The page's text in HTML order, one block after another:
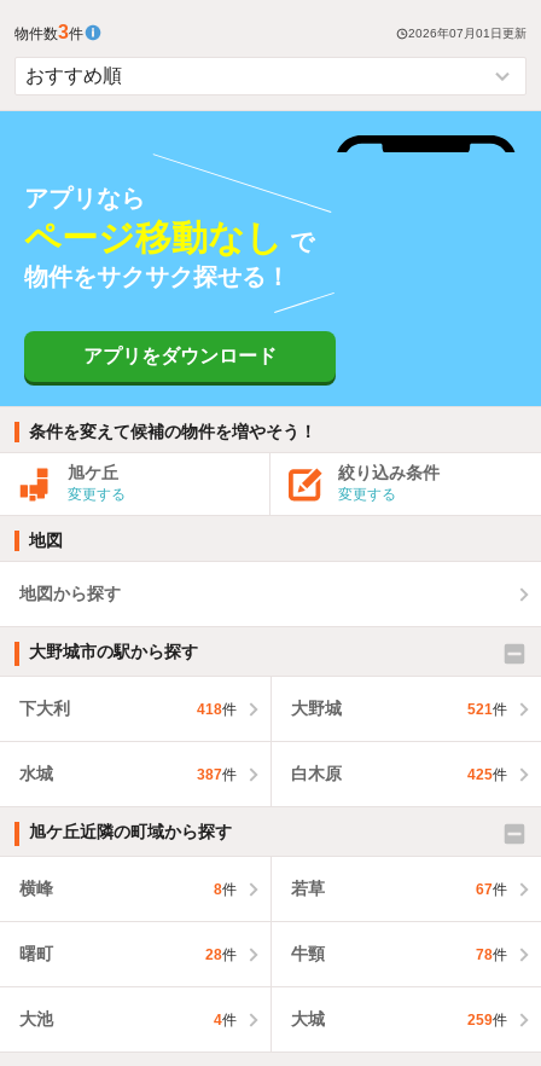
物件数3件 2026年07月01日更新
アプリなら
ページ移動なし で
物件をサクサク探せる！
アプリをダウンロード
条件を変えて候補の物件を増やそう！
旭ケ丘
変更する
絞り込み条件
変更する
地図
地図から探す
大野城市の駅から探す
下大利 418件 大野城 521件
水城 387件 白木原 425件
旭ケ丘近隣の町域から探す
横峰 8件 若草 67件
曙町 28件 牛頸 78件
大池 4件 大城 259件